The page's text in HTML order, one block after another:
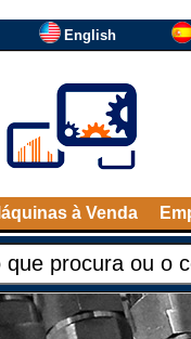
English
à Venda